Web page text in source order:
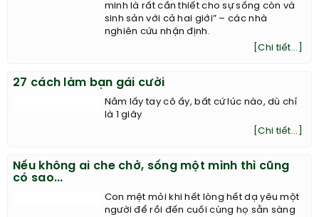
minh là rất cần thiết cho sự sống còn và
sinh sản với cả hai giới” – các nhà
nghiên cứu nhận định.
[Chi tiết...]
27 cách làm bạn gái cười
Nắm lấy tay cô ấy, bất cứ lúc nào, dù chỉ
là 1 giây
[Chi tiết...]
Nếu không ai che chở, sống một mình thì cũng
có sao...
Con mệt mỏi khi hết lòng hết dạ yêu một
người để rồi đến cuối cùng họ sẵn sàng